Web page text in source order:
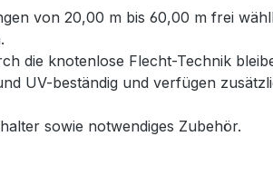
von 20,00 m bis 60,00 m frei
die knotenlose Flecht-Technik
UV-beständig und verfügen
sowie notwendiges Zubehör.